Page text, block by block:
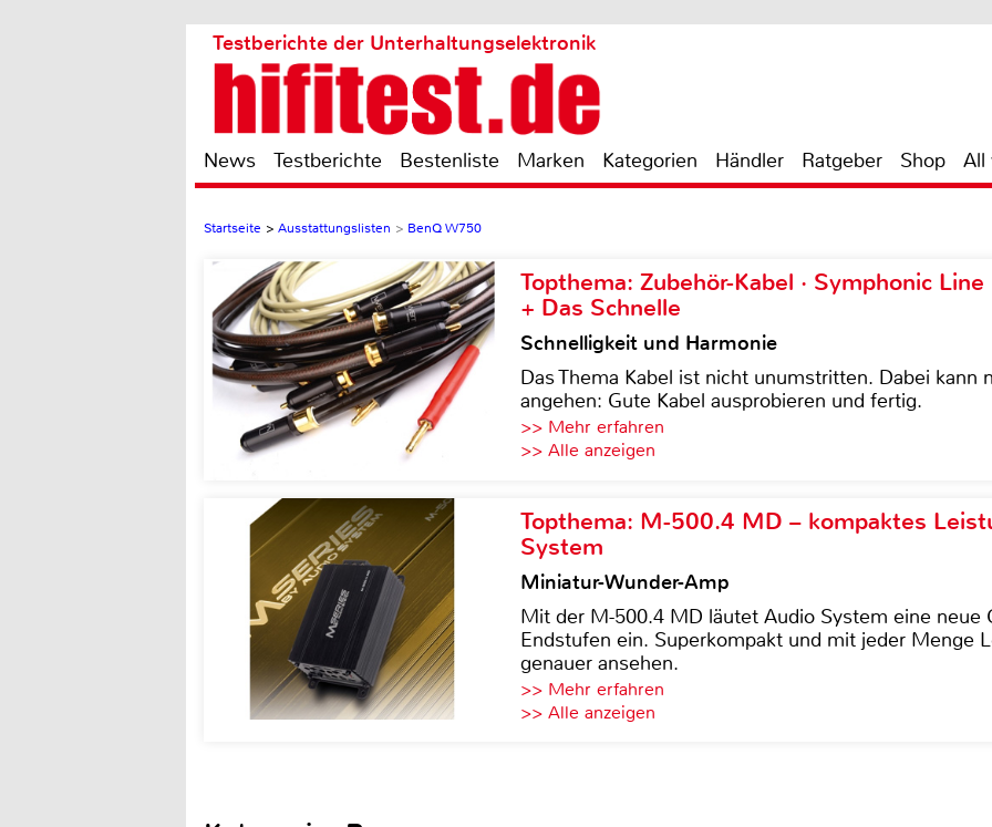
Testberichte der Unterhaltungselektronik
News Testberichte Bestenliste Marken Kategorien Händler Ratgeber Shop All
Startseite > Ausstattungslisten > BenQ W750
Topthema: Zubehör-Kabel · Symphonic
+ Das Schnelle
Schnelligkeit und Harmonie
Das Thema Kabel ist nicht unumstritten. Dabei kann
angehen: Gute Kabel ausprobieren und fertig.
>> Mehr erfahren
>> Alle anzeigen
Topthema: M-500.4 MD – kompaktes
System
Miniatur-Wunder-Amp
Mit der M-500.4 MD läutet Audio System eine neue
Endstufen ein. Superkompakt und mit jeder Menge
genauer ansehen.
>> Mehr erfahren
>> Alle anzeigen